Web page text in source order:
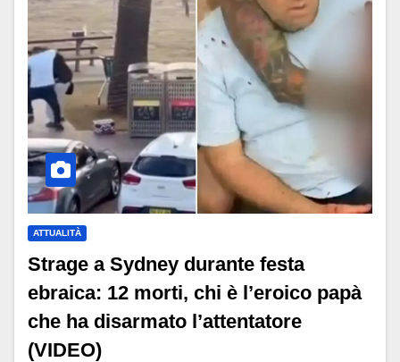
ATTUALITÀ
Strage a Sydney durante festa
ebraica: 12 morti, chi è l’eroico papà
che ha disarmato l’attentatore
(VIDEO)